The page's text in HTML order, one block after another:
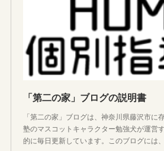
「第二の家」ブログの説明書
「第二の家」ブログは、神奈川県藤沢市に
塾のマスコットキャラクター勉強犬が運営
的に毎日更新しています。このブログには